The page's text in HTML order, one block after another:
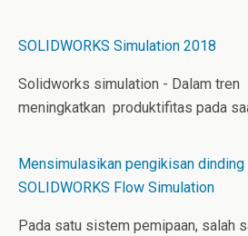
SOLIDWORKS Simulation 2018
Solidworks simulation - Dalam
meningkatkan produktifitas pada
Mensimulasikan pengikisan dinding
SOLIDWORKS Flow Simulation
Pada satu sistem pemipaan, salah